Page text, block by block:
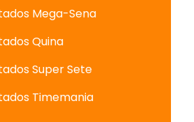
Mega-Sena
Quina
Super Sete
Timemania